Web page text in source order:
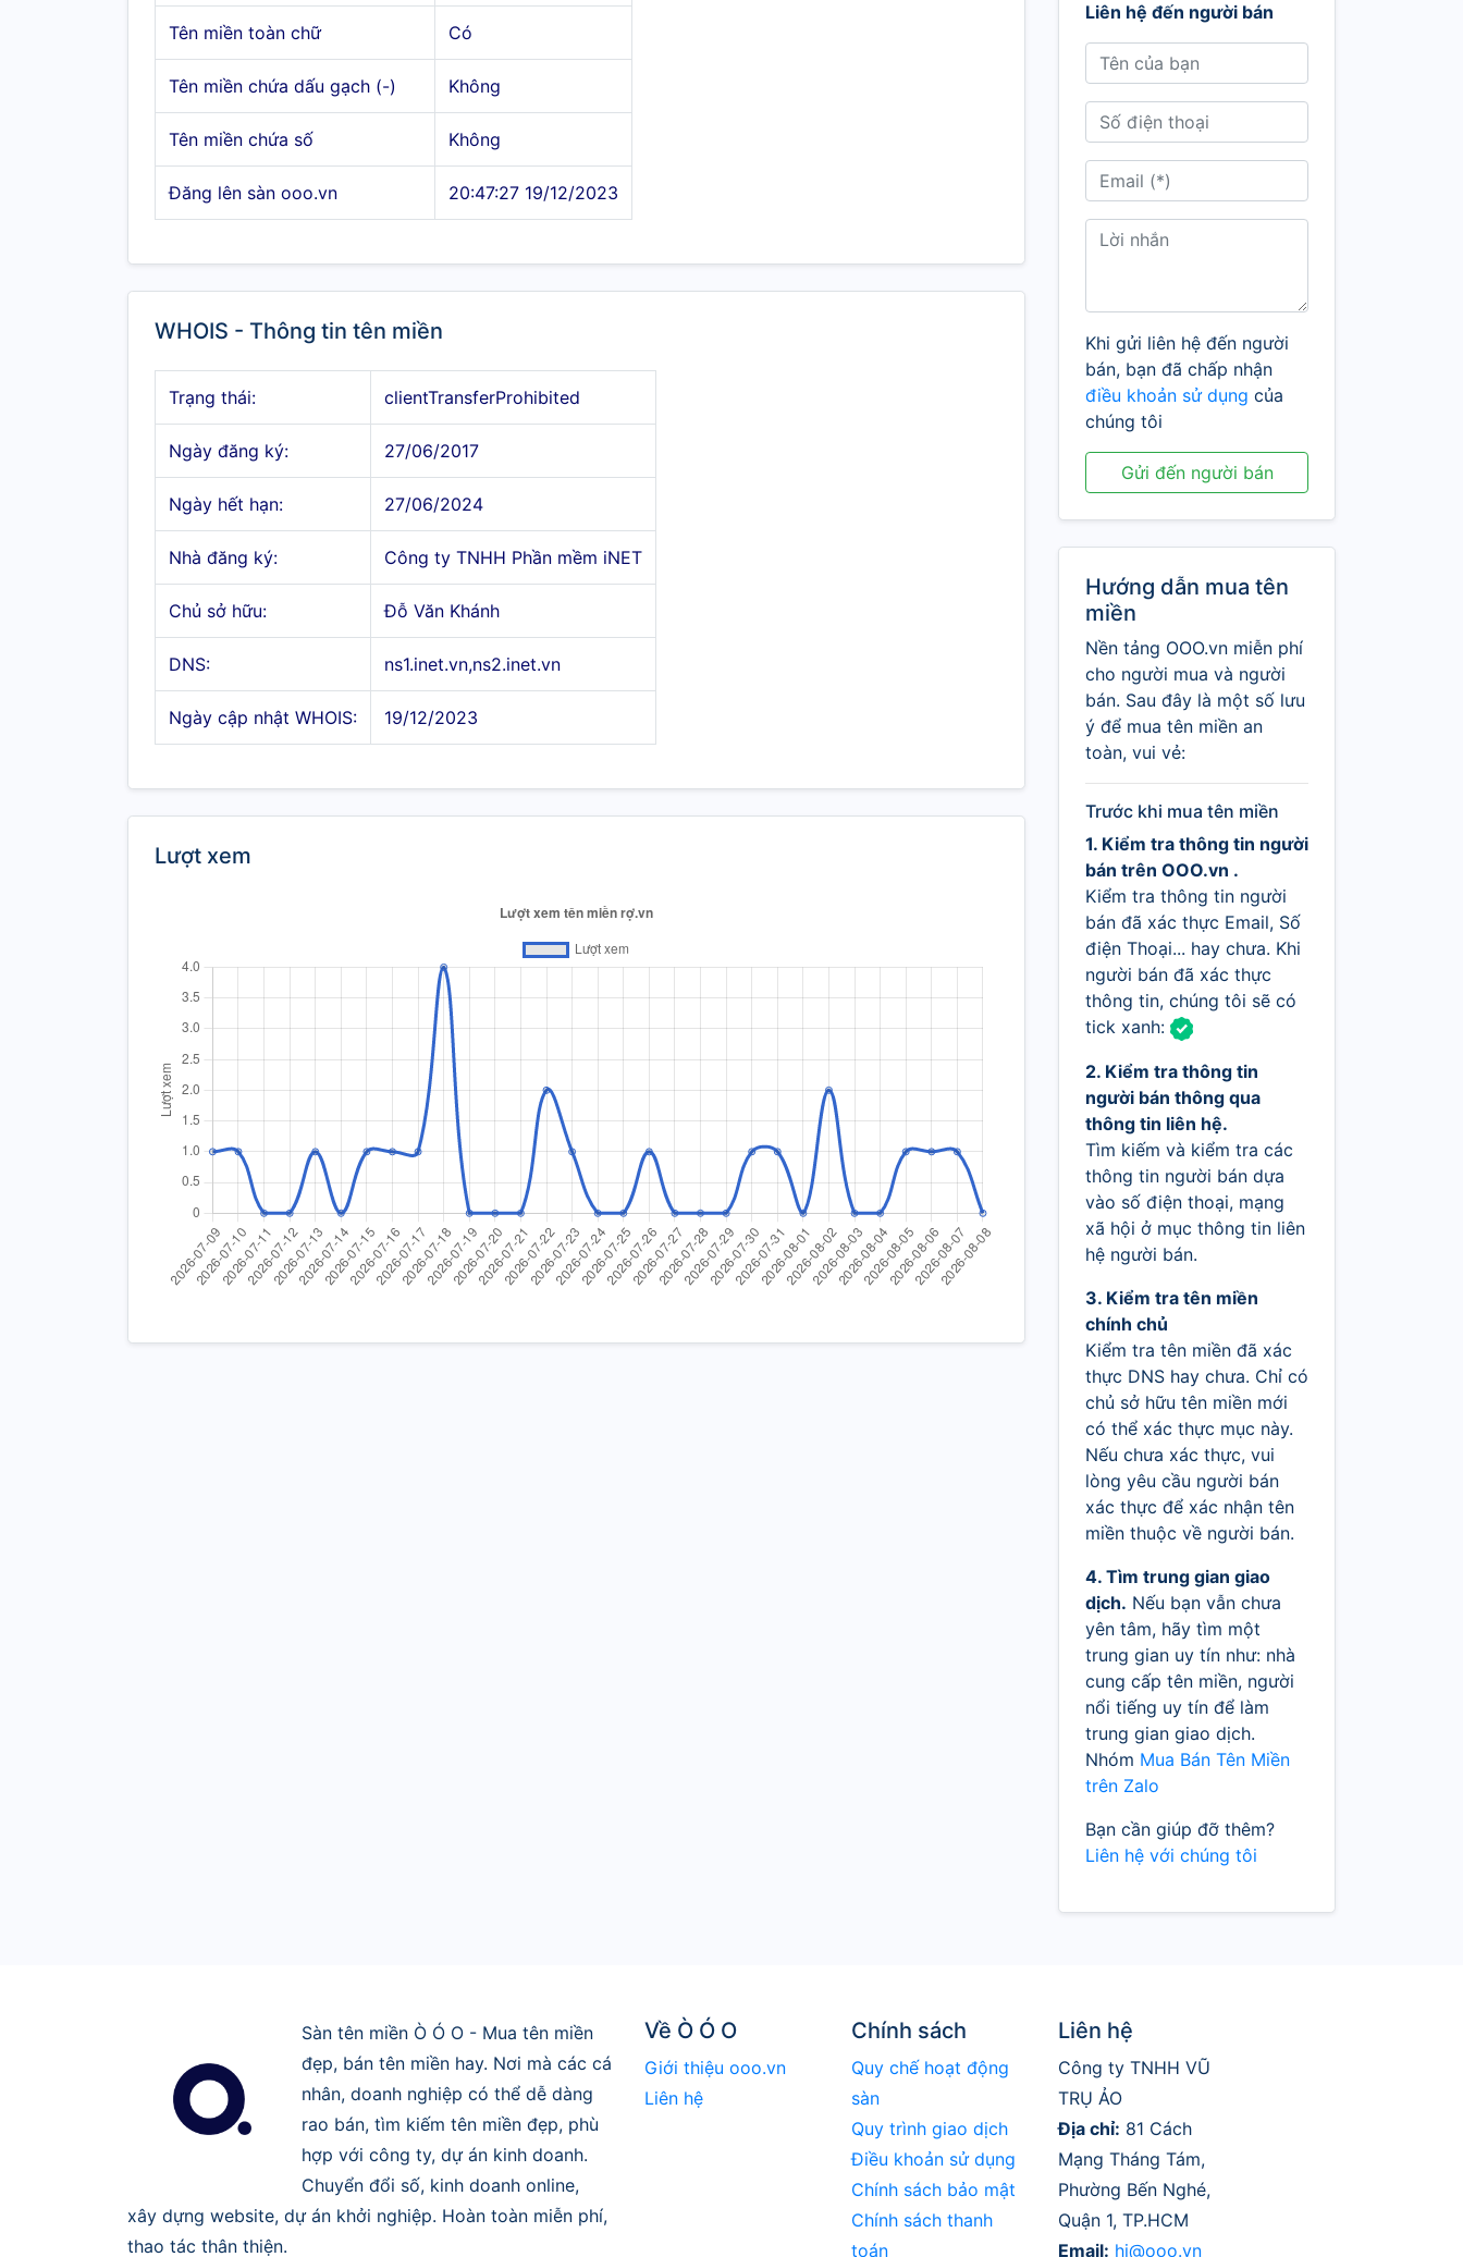
Tên miền toàn chữ Có
Tên miền chứa dấu gạch (-) Không
Tên miền chứa số Không
Đăng lên sàn ooo.vn 20:47:27 19/12/2023
WHOIS - Thông tin tên miền
Trạng thái: clientTransferProhibited
Ngày đăng ký: 27/06/2017
Ngày hết hạn: 27/06/2024
Nhà đăng ký: Công ty TNHH Phần mềm iNET
Chủ sở hữu: Đỗ Văn Khánh
DNS: ns1.inet.vn,ns2.inet.vn
Ngày cập nhật WHOIS: 19/12/2023
Lượt xem
Liên hệ đến người bán
Khi gửi liên hệ đến người
bán, bạn đã chấp nhận
điều khoản sử dụng của
chúng tôi
Gửi đến người bán
Hướng dẫn mua tên
miền
Nền tảng OOO.vn miễn phí
cho người mua và người
bán. Sau đây là một số lưu
ý để mua tên miền an
toàn, vui vẻ:
Trước khi mua tên miền
1. Kiểm tra thông tin người
bán trên OOO.vn .
Kiểm tra thông tin người
bán đã xác thực Email, Số
điện Thoại... hay chưa. Khi
người bán đã xác thực
thông tin, chúng tôi sẽ có
tick xanh:
2. Kiểm tra thông tin
người bán thông qua
thông tin liên hệ.
Tìm kiếm và kiểm tra các
thông tin người bán dựa
vào số điện thoại, mạng
xã hội ở mục thông tin liên
hệ người bán.
3. Kiểm tra tên miền
chính chủ
Kiểm tra tên miền đã xác
thực DNS hay chưa. Chỉ có
chủ sở hữu tên miền mới
có thể xác thực mục này.
Nếu chưa xác thực, vui
lòng yêu cầu người bán
xác thực để xác nhận tên
miền thuộc về người bán.
4. Tìm trung gian giao
dịch. Nếu bạn vẫn chưa
yên tâm, hãy tìm một
trung gian uy tín như: nhà
cung cấp tên miền, người
nổi tiếng uy tín để làm
trung gian giao dịch.
Nhóm Mua Bán Tên Miền
trên Zalo
Bạn cần giúp đỡ thêm?
Liên hệ với chúng tôi
Sàn tên miền Ò Ó O - Mua tên miền
đẹp, bán tên miền hay. Nơi mà các cá
nhân, doanh nghiệp có thể dễ dàng
rao bán, tìm kiếm tên miền đẹp, phù
hợp với công ty, dự án kinh doanh.
Chuyển đổi số, kinh doanh online,
xây dựng website, dự án khởi nghiệp. Hoàn toàn miễn phí,
thao tác thân thiện.
Về Ò Ó O
Giới thiệu ooo.vn
Liên hệ
Chính sách
Quy chế hoạt động
sàn
Quy trình giao dịch
Điều khoản sử dụng
Chính sách bảo mật
Chính sách thanh
toán
Liên hệ
Công ty TNHH VŨ
TRỤ ẢO
Địa chỉ: 81 Cách
Mạng Tháng Tám,
Phường Bến Nghé,
Quận 1, TP.HCM
Email: hi@ooo.vn